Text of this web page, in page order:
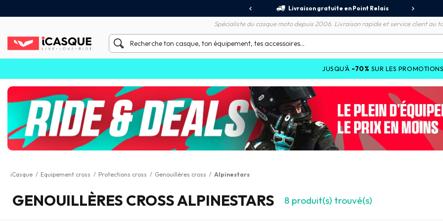
Livraison gratuite en Point Relais
Spécialiste du casque moto depuis 2006. Livraison rapide et service client au
JUSQU'À-70%SUR LES PROMOTIONS ET
iCasque / Equipement cross / Protections cross / Genouillères cross / Alpinestars
GENOUILLÈRES CROSS ALPINESTARS 8 produit(s) trouvé(s)